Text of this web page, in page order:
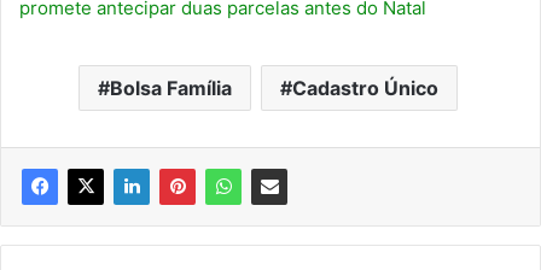
promete antecipar duas parcelas antes do Natal
Bolsa Família Cadastro Único